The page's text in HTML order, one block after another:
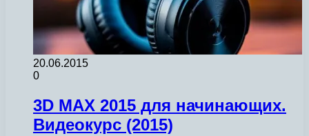
20.06.2015
0
3D MAX 2015 для начинающих.
Видеокурс (2015)